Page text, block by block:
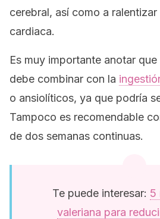
cerebral, así como a
cardiaca.
Es muy importante anotar
debe combinar con la
o ansiolíticos, ya que podría
Tampoco es recomendable
de dos semanas continuas.
Te puede interesar: 5
valeriana para